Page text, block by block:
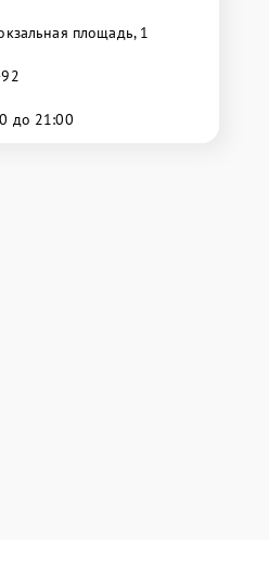
площадь, 1
до 21:00